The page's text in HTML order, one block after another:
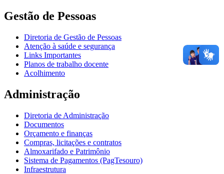
Gestão de Pessoas
Diretoria de Gestão de Pessoas
Atenção à saúde e segurança
Links Importantes
Planos de trabalho docente
Acolhimento
Administração
Diretoria de Administração
Documentos
Orçamento e finanças
Compras, licitações e contratos
Almoxarifado e Patrimônio
Sistema de Pagamentos (PagTesouro)
Infraestrutura